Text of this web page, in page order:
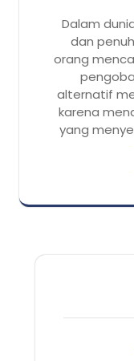
Dalam
dan
orang
alternatif
karena
yang